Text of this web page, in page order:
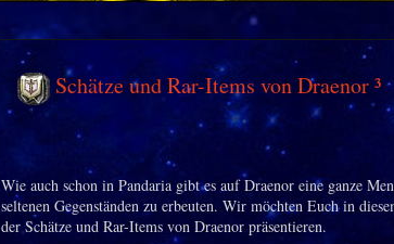
Schätze und Rar-Items von Draenor ³
Wie auch schon in Pandaria gibt es auf Draenor eine ganze
seltenen Gegenständen zu erbeuten. Wir möchten Euch in
der Schätze und Rar-Items von Draenor präsentieren.